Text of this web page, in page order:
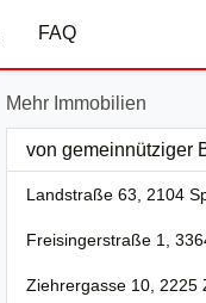
FAQ
Mehr Immobilien
von gemeinnütziger
Landstraße 63, 2104
Freisingerstraße 1,
Ziehrergasse 10, 2225